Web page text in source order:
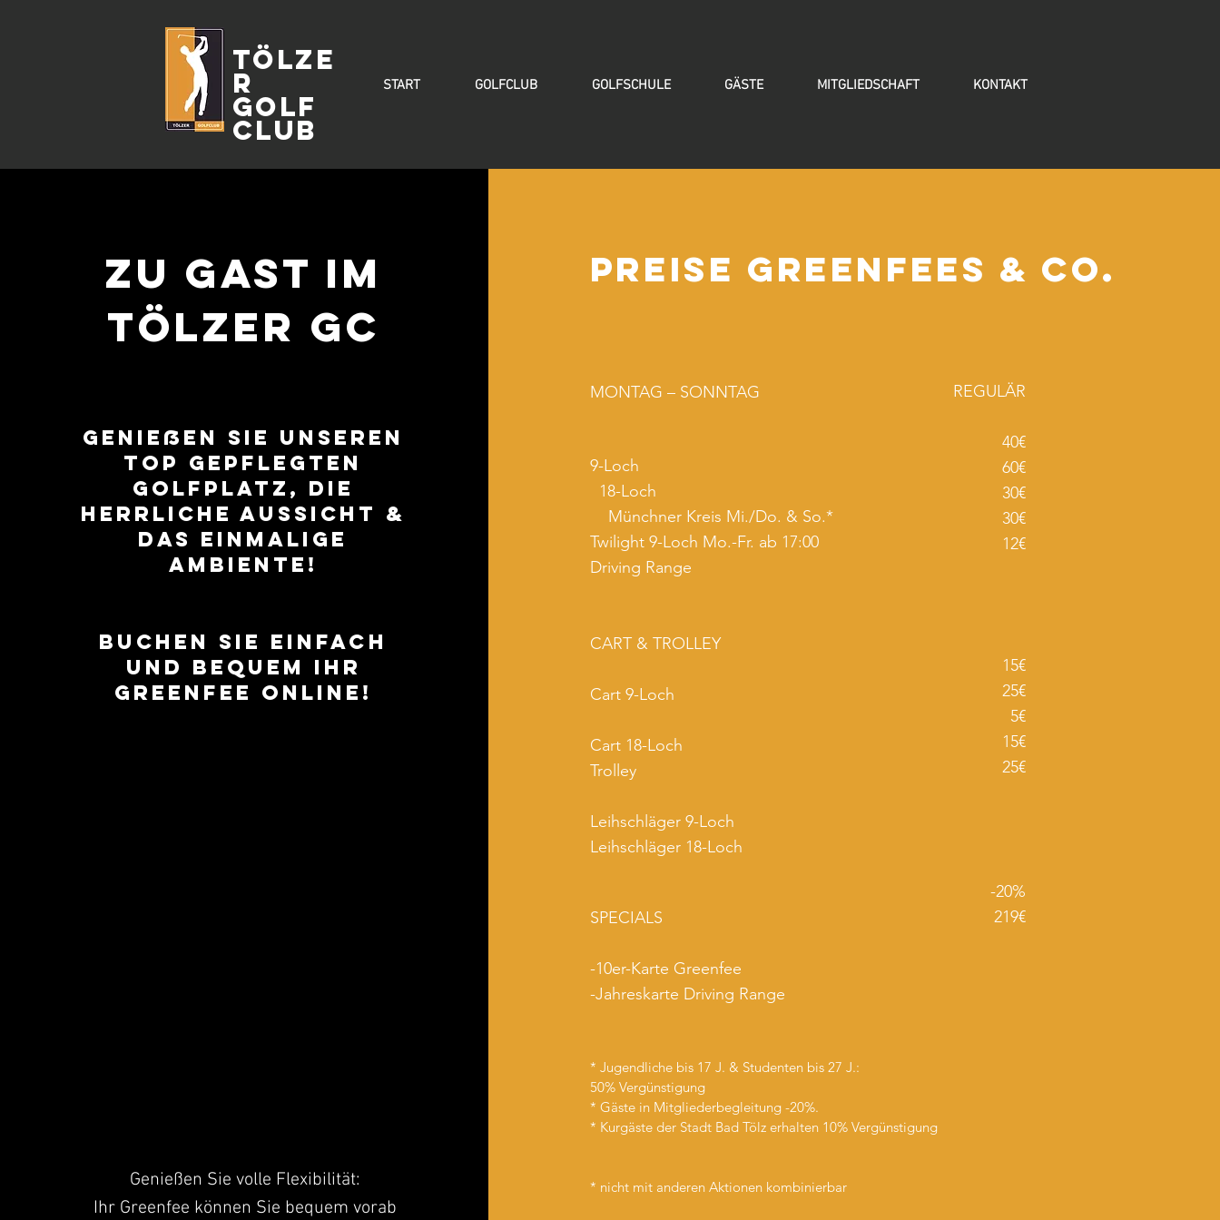
Tölze
r
Golf
Club
START GOLFCLUB GOLFSCHULE GÄSTE MITGLIEDSCHAFT KONTAKT
ZU GAST IM
TÖLZER gc
Genießen Sie unseren
top gepflegten
Golfplatz, die
herrliche Aussicht &
das einmalige
Ambiente!
buchen sie einfach
und bequem ihr
GREENFEE online!
Genießen Sie volle Flexibilität:
Ihr Greenfee können Sie bequem vorab
PREISE GREENFEES & CO.
MONTAG – SONNTAG
9-Loch
18-Loch
Münchner Kreis Mi./Do. & So.*
Twilight 9-Loch Mo.-Fr. ab 17:00
Driving Range
CART & TROLLEY
Cart 9-Loch
Cart 18-Loch
Trolley
Leihschläger 9-Loch
Leihschläger 18-Loch
SPECIALS
-10er-Karte Greenfee
-Jahreskarte Driving Range
* Jugendliche bis 17 J. & Studenten bis 27 J.:
50% Vergünstigung
* Gäste in Mitgliederbegleitung -20%.
* Kurgäste der Stadt Bad Tölz erhalten 10% Vergünstigung
* nicht mit anderen Aktionen kombinierbar
REGULÄR
40€
60€
30€
30€
12€
15€
25€
5€
15€
25€
-20%
219€